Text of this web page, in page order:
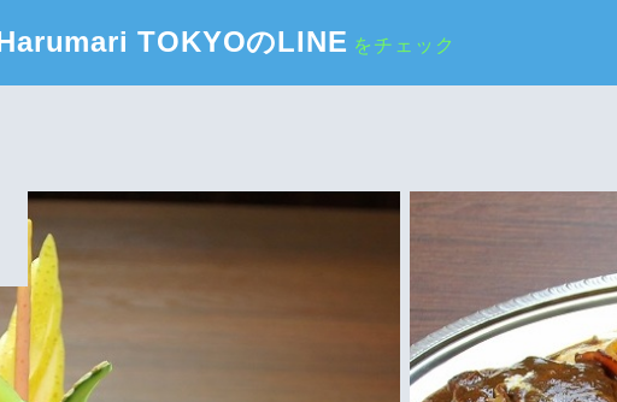
TOKYOのLINE をチェック